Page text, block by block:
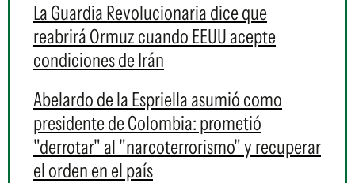
La Guardia Revolucionaria dice que
reabrirá Ormuz cuando EEUU acepte
condiciones de Irán
Abelardo de la Espriella asumió como
presidente de Colombia: prometió
"derrotar" al "narcoterrorismo" y recuperar
el orden en el país